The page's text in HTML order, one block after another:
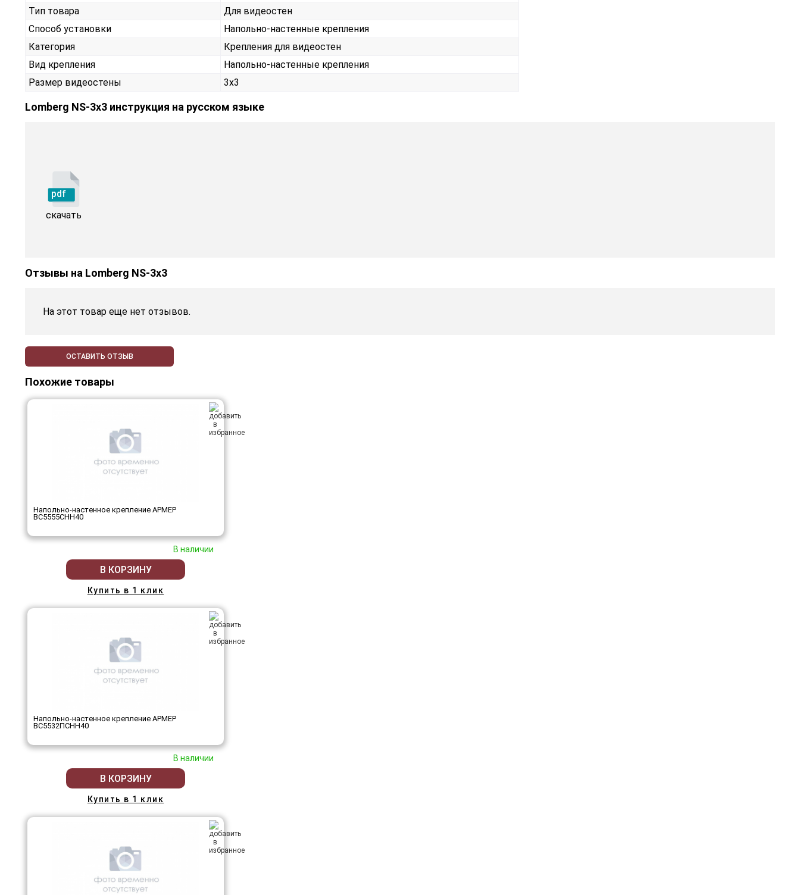
Тип товара
Для видеостен
Способ установки
Напольно-настенные крепления
Категория
Крепления для видеостен
Вид крепления
Напольно-настенные крепления
Размер видеостены
3x3
Lomberg NS-3х3 инструкция на русском языке
pdf
скачать
Отзывы на Lomberg NS-3х3
На этот товар еще нет отзывов.
ОСТАВИТЬ ОТЗЫВ
Похожие товары
Напольно-настенное крепление АРМЕР
ВС5555СНН40
В наличии
В КОРЗИНУ
Купить в 1 клик
Напольно-настенное крепление АРМЕР
ВС5532ПСНН40
В наличии
В КОРЗИНУ
Купить в 1 клик